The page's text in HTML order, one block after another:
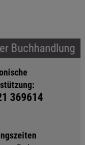
Buchhandlung
369614